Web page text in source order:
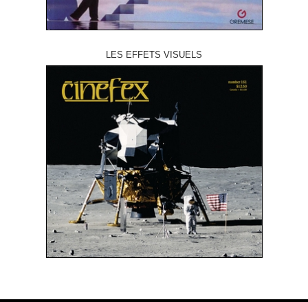
LES EFFETS VISUELS